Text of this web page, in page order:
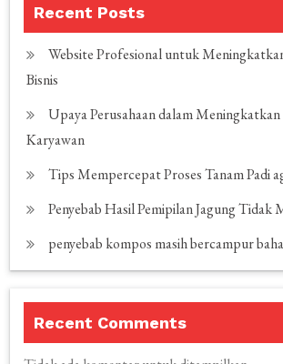
Recent Posts
Website Profesional untuk
Bisnis
Upaya Perusahaan dalam
Karyawan
Tips Mempercepat Proses Tanam Padi
Penyebab Hasil Pemipilan Jagung Tidak
penyebab kompos masih bercampur
Recent Comments